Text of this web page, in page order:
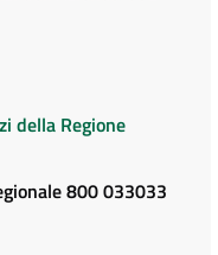
della Regione
800 033033